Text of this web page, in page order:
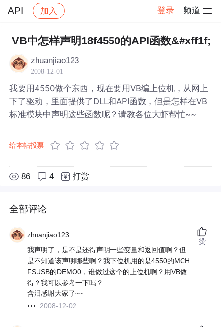
API 加入 登录 频道
社区 API 帖子详情
VB中怎样声明18f4550的API函数&#xff1f;
zhuanjiao123
2008-12-01
我要用4550做个东西，现在要用VB编上位机，从网上
下了驱动，里面提供了DLL和API函数，但是怎样在VB
标准模块中声明这些函数呢？请教各位大虾帮忙~~
给本帖投票
86 4 打赏
全部评论
zhuanjiao123
我声明了，是不是还得声明一些变量和返回值啊？但
是不知道该声明哪些啊？我下位机用的是4550的MCH
FSUSB的DEMO0，谁做过这个的上位机啊？用VB做
得？我可以参考一下吗？
含泪感谢大家了~~
2008-12-02
赞